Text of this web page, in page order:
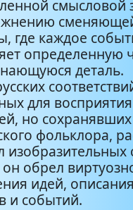
смысловой
где каждое
определенную
деталь.
для восприятия
но сохранявших
фольклора,
изобразительных
он обрел
идей, описания
и событий.